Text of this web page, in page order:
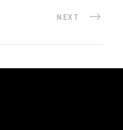
NEXT